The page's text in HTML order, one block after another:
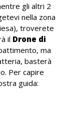
gli altri 2
nella zona
troverete
il Drone di
ma
basterà
Per capire
guida: